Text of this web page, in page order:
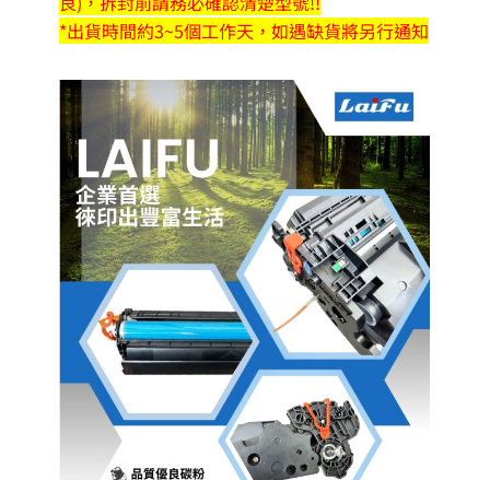
*出貨時間約3~5個工作天，如遇缺貨將另行通知